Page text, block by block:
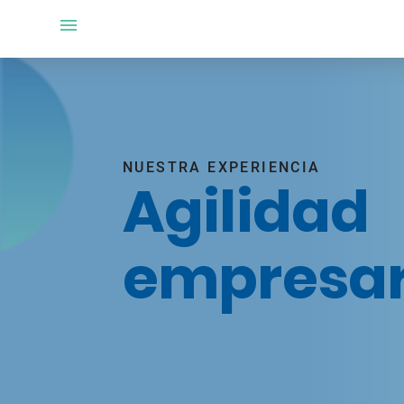
NUESTRA EXPERIENCIA
Agilidad